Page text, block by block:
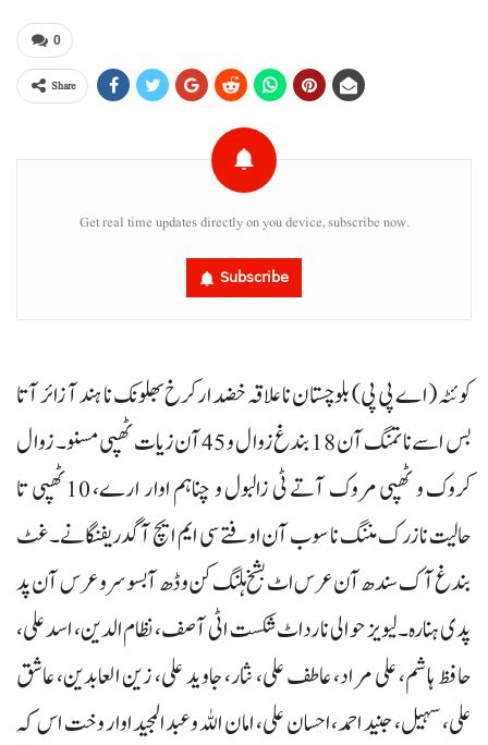
0
Share
Get real time updates directly on you device, subscribe now.
Subscribe
کوئٹہ (اے پی پی) بلوچستان نا علاقہ خضدارکرخ بھلونک نا ہند آ زائر آتا
بس اسے نا تمنگ آن 18بندغ زوال و 45آن زیات ٹھپی مسنو۔ زوال
کروک و ٹھپی مروک آتے ٹی زالبول و چناہم اوار ارے، 10ٹھپی تا
حالیت نازرک مننگ نا سوب آن اوفتے سی ایم ایچ آ گدریفنگانے۔ غٹ
بندغ آک سندھ آن عرس اٹ بشخ ہلنگ کن وڈھ آ بسوسر و عرس آن پد
پدی ہنارہ۔ لیویز حوالی نا رداٹ شکست اٹی آصف، نظام الدین، اسدعلی،
حافظ ہاشم، علی مراد، عاطف علی، نثار، جاوید علی، زین العابدین، عاشق
علی، سہیل، جنید احمد، احسان علی، امان اللہ و عبدالمجید اوار وخت اس کہ